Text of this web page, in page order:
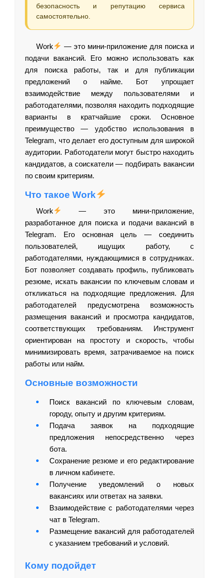
безопасность и репутацию сервиса
самостоятельно.
Work
— это мини-приложение для поиска и
подачи вакансий. Его можно использовать как
для поиска работы, так и для публикации
предложений о найме. Бот упрощает
взаимодействие между пользователями и
работодателями, позволяя находить подходящие
варианты в кратчайшие сроки. Основное
преимущество — удобство использования в
Telegram, что делает его доступным для широкой
аудитории. Работодатели могут быстро находить
кандидатов, а соискатели — подбирать вакансии
по своим критериям.
Что такое Work
Work
— это мини-приложение,
разработанное для поиска и подачи вакансий в
Telegram. Его основная цель — соединить
пользователей, ищущих работу, с
работодателями, нуждающимися в сотрудниках.
Бот позволяет создавать профиль, публиковать
резюме, искать вакансии по ключевым словам и
откликаться на подходящие предложения. Для
работодателей предусмотрена возможность
размещения вакансий и просмотра кандидатов,
соответствующих требованиям. Инструмент
ориентирован на простоту и скорость, чтобы
минимизировать время, затрачиваемое на поиск
работы или найм.
Основные возможности
Поиск вакансий по ключевым словам,
городу, опыту и другим критериям.
Подача заявок на подходящие
предложения непосредственно через
бота.
Сохранение резюме и его редактирование
в личном кабинете.
Получение уведомлений о новых
вакансиях или ответах на заявки.
Взаимодействие с работодателями через
чат в Telegram.
Размещение вакансий для работодателей
с указанием требований и условий.
Кому подойдет